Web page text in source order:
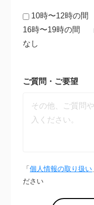
10時〜12時の間
16時〜19時の間
なし
ご質問・ご要望
「個人情報の取り扱い
ださい